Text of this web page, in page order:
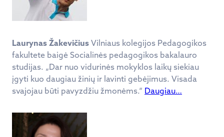
Laurynas Žakevičius Vilniaus kolegijos Pedagogikos
fakultete baigė Socialinės pedagogikos bakalauro
studijas. „Dar nuo vidurinės mokyklos laikų siekiau
įgyti kuo daugiau žinių ir lavinti gebėjimus. Visada
svajojau būti pavyzdžiu žmonėms.“ Daugiau…